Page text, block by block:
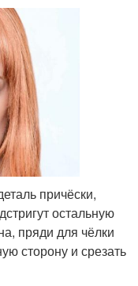
причёски,
остальную
пряди для чёлки
сторону и срезать